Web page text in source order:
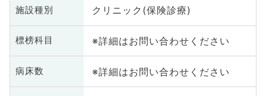
施設種別 クリニック(保険診療)
標榜科目 ※詳細はお問い合わせください
病床数 ※詳細はお問い合わせください